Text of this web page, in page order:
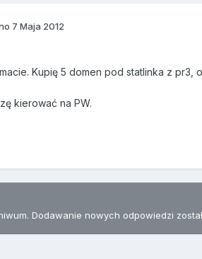
7 Maja 2012
Kupię 5 domen pod statlinka z pr3,
kierować na PW.
Dodawanie nowych odpowiedzi